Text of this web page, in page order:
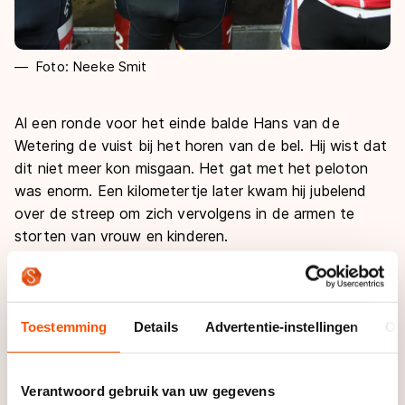
Toestemming Details Advertentie-instellingen
Verantwoord gebruik van uw gegevens
Foto: Neeke Smit
Al een ronde voor het einde balde Hans van de
Wetering de vuist bij het horen van de bel. Hij wist dat
dit niet meer kon misgaan. Het gat met het peloton
was enorm. Een kilometertje later kwam hij jubelend
over de streep om zich vervolgens in de armen te
storten van vrouw en kinderen.
Dat de titel van Hans van de Wetering meer dan
terecht was, daarover bestond geen enkele twijfel. Al
vroeg in de koers ging hij er vandoor, om dat later nog
eens te herhalen, maar dit keer succesvol. ’’Ik moet
geweest. Daarom moet ik wel wegrijden’’, vertelde